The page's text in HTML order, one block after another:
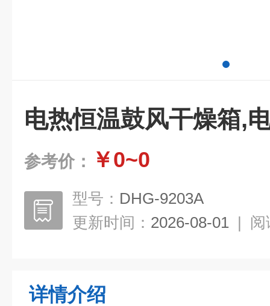
电热恒温鼓风干燥箱,
参考价： ￥0~0
型号： DHG-9203A
更新时间： 2026-08-01 | 阅
详情介绍